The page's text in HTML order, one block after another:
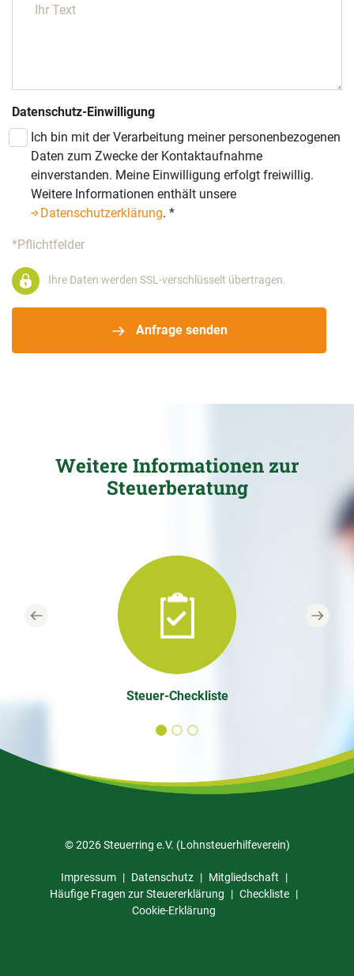
Datenschutz-Einwilligung
Ich bin mit der Verarbeitung meiner personenbezogenen
Daten zum Zwecke der Kontaktaufnahme
einverstanden. Meine Einwilligung erfolgt freiwillig.
Weitere Informationen enthält unsere
Datenschutzerklärung. *
*Pflichtfelder
Anfrage senden
Ihre Daten werden SSL-verschlüsselt übertragen.
Weitere Informationen zur
Steuerberatung
Steuer-Checkliste
Previous Next
© 2026 Steuerring e.V. (Lohnsteuerhilfeverein)
Impressum Datenschutz
Mitgliedschaft
Häufige Fragen zur Steuererklärung
Checkliste
Cookie-Erklärung